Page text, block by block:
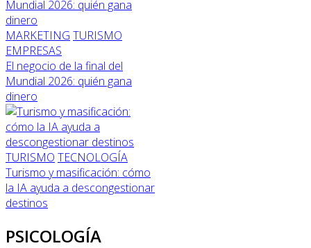
MARKETING TURISMO
EMPRESAS
El negocio de la final del
Mundial 2026: quién gana
dinero
TURISMO TECNOLOGÍA
Turismo y masificación: cómo
la IA ayuda a descongestionar
destinos
PSICOLOGÍA